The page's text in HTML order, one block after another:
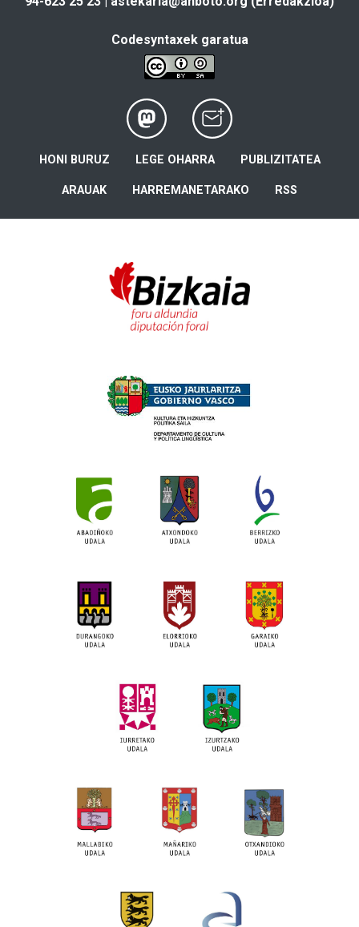
Codesyntaxek garatua
HONI BURUZ LEGE OHARRA PUBLIZITATEA
ARAUAK HARREMANETARAKO RSS